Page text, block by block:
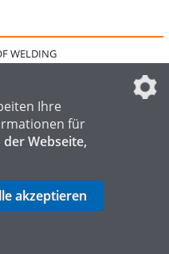
WELDING
IMPRESSUM
Ihre
für
Webseite,
akzeptieren